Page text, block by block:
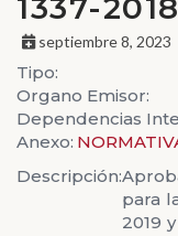
septiembre 8, 2023
Tipo:
Organo Emisor:
Dependencias
Anexo:
Descripción:
para
2019